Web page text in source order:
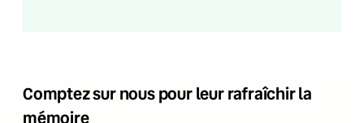
Comptez sur nous pour leur rafraîchir la
mémoire